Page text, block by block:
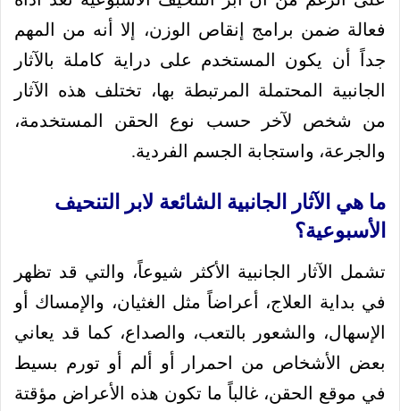
فعالة ضمن برامج إنقاص الوزن، إلا أنه من المهم
جداً أن يكون المستخدم على دراية كاملة بالآثار
الجانبية المحتملة المرتبطة بها، تختلف هذه الآثار
من شخص لآخر حسب نوع الحقن المستخدمة،
والجرعة، واستجابة الجسم الفردية.
ما هي الآثار الجانبية الشائعة لابر التنحيف
الأسبوعية؟
تشمل الآثار الجانبية الأكثر شيوعاً، والتي قد تظهر
في بداية العلاج، أعراضاً مثل الغثيان، والإمساك أو
الإسهال، والشعور بالتعب، والصداع، كما قد يعاني
بعض الأشخاص من احمرار أو ألم أو تورم بسيط
في موقع الحقن، غالباً ما تكون هذه الأعراض مؤقتة